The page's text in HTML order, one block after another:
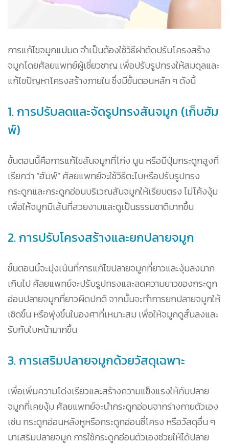
การแก้ไขจมูกแม่มด จำเป็นต้องใช้วิธีผ่าตัดปรับโครงสร้าง
จมูกโดยศัลยแพทย์ผู้เชี่ยวชาญ เพื่อปรับรูปทรงให้สมดุลและ
แก้ไขปัญหาโครงสร้างภายใน ซึ่งมีขั้นตอนหลัก ๆ ดังนี้
1. การปรับลดและจัดรูปทรงสันจมูก (เก็บฮัม
พ์)
ขั้นตอนนี้คือการแก้ไขสันจมูกที่โก่ง นูน หรือมีปุ่มกระดูกสูงที่
เรียกว่า “ฮัมพ์” ศัลยแพทย์จะใช้วิธีตะไบหรือปรับรูปทรง
กระดูกและกระดูกอ่อนบริเวณสันจมูกให้เรียบตรง ไม่โค้งงุ้ม
เพื่อให้จมูกมีเส้นที่สวยงามและดูเป็นธรรมชาติมากขึ้น
2. การปรับโครงสร้างและยกปลายจมูก
ขั้นตอนนี้จะมุ่งเน้นที่การแก้ไขปลายจมูกที่ยาวและงุ้มลงมาก
เกินไป ศัลยแพทย์จะปรับรูปทรงและลดความยาวของกระดูก
อ่อนปลายจมูกที่ยาวผิดปกติ จากนั้นจะทำการยกปลายจมูกให้
เชิดขึ้น หรือพุ่งขึ้นในองศาที่เหมาะสม เพื่อให้จมูกดูสั้นลงและ
รับกับใบหน้ามากขึ้น
3. การเสริมปลายจมูกด้วยวัสดุเฉพาะ
เพื่อเพิ่มความโด่งเรียวและสร้างความแข็งแรงให้กับปลาย
จมูกที่เคยงุ้ม ศัลยแพทย์จะนำกระดูกอ่อนจากร่างกายตัวเอง
เช่น กระดูกอ่อนหลังหูหรือกระดูกอ่อนซี่โครง หรือวัสดุอื่น ๆ
มาเสริมปลายจมูก การใช้กระดูกอ่อนตัวเองช่วยให้ได้ปลาย